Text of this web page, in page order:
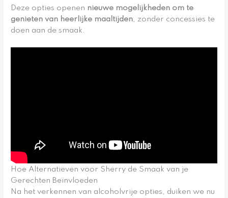
Deze opties openen nieuwe mogelijkheden om te
genieten van heerlijke maaltijden, zonder concessies te
doen aan de smaak.
Hoe Alternatieven voor Sherry de Smaak van je
Gerechten Beïnvloeden
Na het verkennen van alcoholvrije opties, duiken we nu